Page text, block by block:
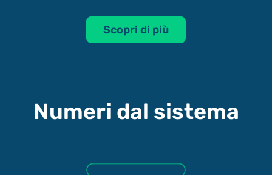
Scopri di più
Numeri dal sistema